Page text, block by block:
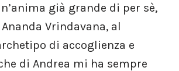
già grande di per sè,
Vrindavana, al
di accoglienza e
di Andrea mi ha sempre